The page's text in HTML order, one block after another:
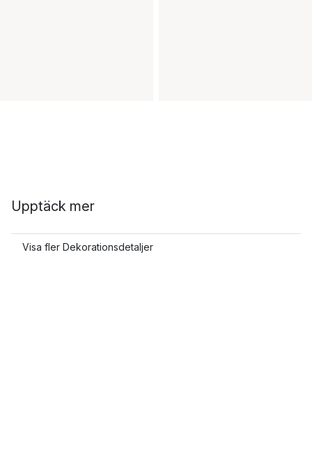
Upptäck mer
Visa fler Dekorationsdetaljer